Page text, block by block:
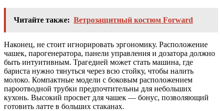
Читайте также: Ветрозащитный костюм Forward
Наконец, не стоит игнорировать эргономику. Расположение
чашек, парогенератора, панели управления и дозатора должно
быть интуитивным. Трагедией может стать машина, где
бариста нужно тянуться через всю стойку, чтобы налить
молоко. Компактные модели с боковым расположением
пароотводной трубки предпочтительны для небольших
кухонь. Высокий просвет для чашек — бонус, позволяющий
готовить латте в больших стаканах.